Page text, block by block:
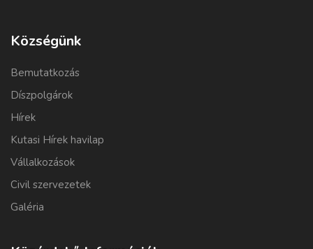
Községünk
Bemutatkozás
Díszpolgárok
Hírek
Kutasi Hírek havilap
Vállalkozások
Civil szervezetek
Galéria